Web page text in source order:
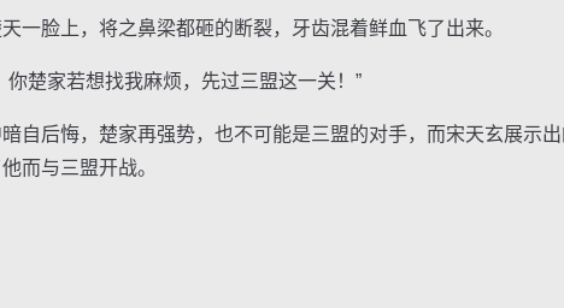
脸上，将之鼻梁都砸的断裂，牙齿混着鲜血飞了出来。
楚家若想找我麻烦，先过三盟这一关！”
后悔，楚家再强势，也不可能是三盟的对手，而宋天玄展示出
而与三盟开战。